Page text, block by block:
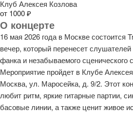
Клуб Алексея Козлова
от 1000 ₽
О концерте
16 мая 2026 года в Москве состоится
вечер, который перенесет
фанка и незабываемого сценического
Мероприятие пройдет в Клубе
Москва, ул. Маросейка, д. 9/2. Этот
любит ритм, яркие гитарные партии,
басовые линии, а также ценит живое